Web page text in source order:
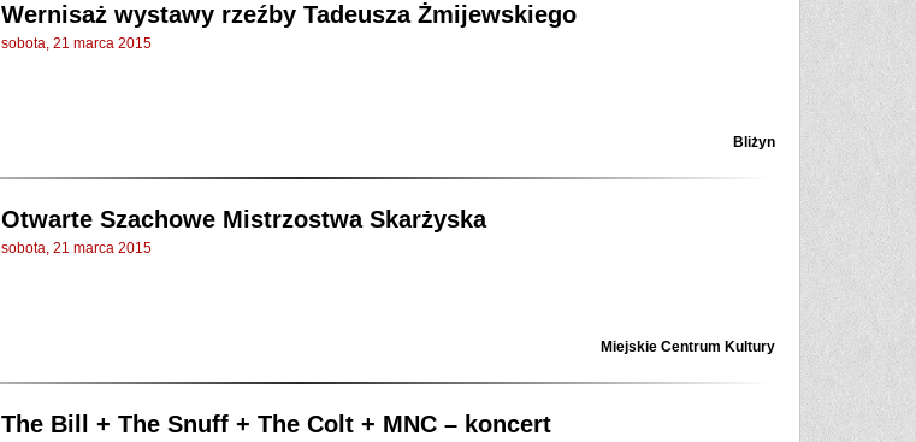
Wernisaż wystawy rzeźby Tadeusza Żmijewskiego
sobota, 21 marca 2015
Bliżyn
Otwarte Szachowe Mistrzostwa Skarżyska
sobota, 21 marca 2015
Miejskie Centrum Kultury
The Bill + The Snuff + The Colt + MNC – koncert